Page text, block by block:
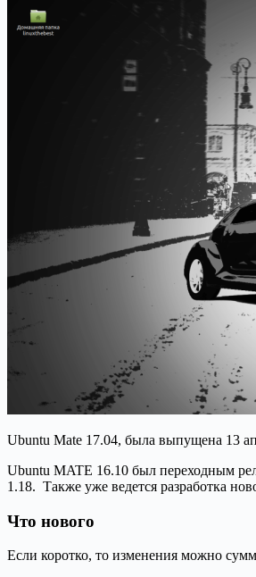
Ubuntu Mate 17.04, была выпущена 13
Ubuntu MATE 16.10 был переходным
1.18. Также уже ведется разработка
Что нового
Если коротко, то изменения можно